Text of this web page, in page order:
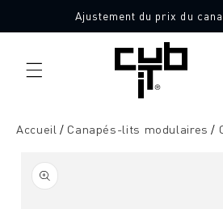
directement
au contenu
Ajustement du prix du
Accueil Canapés-lits modulaires
l'information
sur le
produit